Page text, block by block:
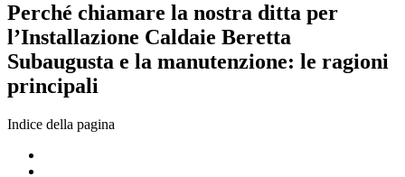
Perché chiamare la nostra ditta per
l’Installazione Caldaie Beretta
Subaugusta e la manutenzione: le ragioni
principali
Indice della pagina